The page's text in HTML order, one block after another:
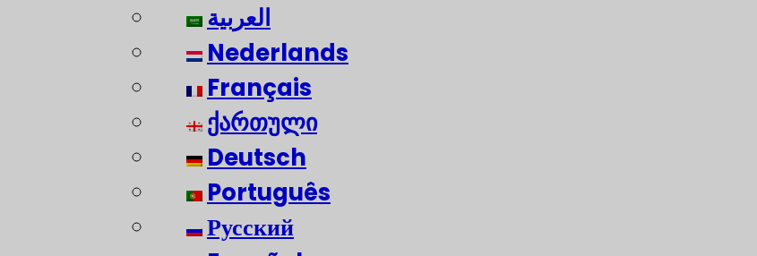
العربية
Nederlands
Français
ქართული
Deutsch
Português
Русский